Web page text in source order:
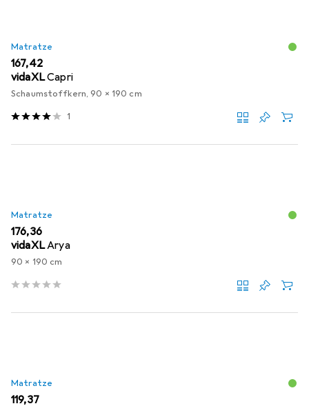
Matratze
EUR
167,42
vidaXLCapri
Schaumstoffkern, 90 x 190 cm
1
Matratze
EUR
176,36
vidaXLArya
90 x 190 cm
Matratze
EUR
119,37